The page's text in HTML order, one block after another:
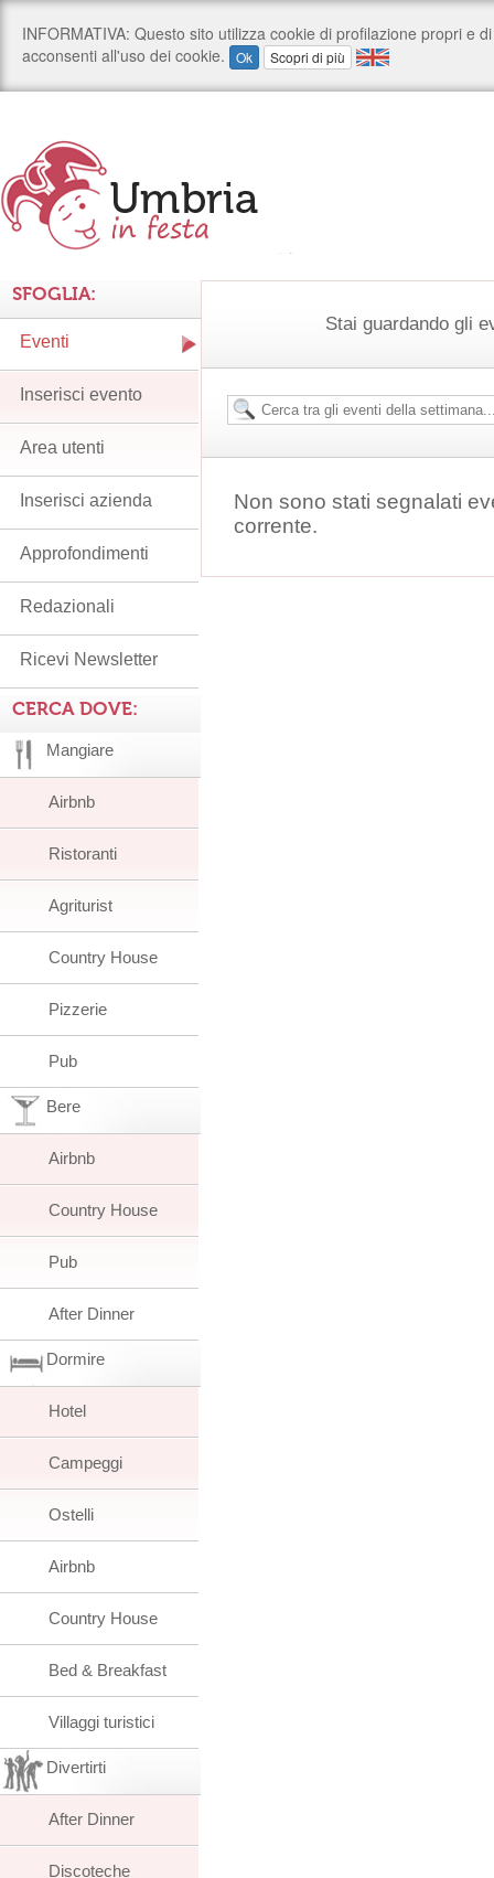
Stai guardando gli
Non sono stati segnalati
corrente.
SFOGLIA:
Eventi
Inserisci evento
Area utenti
Inserisci azienda
Approfondimenti
Redazionali
Ricevi Newsletter
CERCA DOVE:
Mangiare
Airbnb
Ristoranti
Agriturist
Country House
Pizzerie
Pub
Bere
Airbnb
Country House
Pub
After Dinner
Dormire
Hotel
Campeggi
Ostelli
Airbnb
Country House
Bed & Breakfast
Villaggi turistici
Divertirti
After Dinner
Discoteche